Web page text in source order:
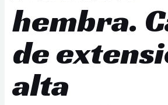
hembra.
de
alta